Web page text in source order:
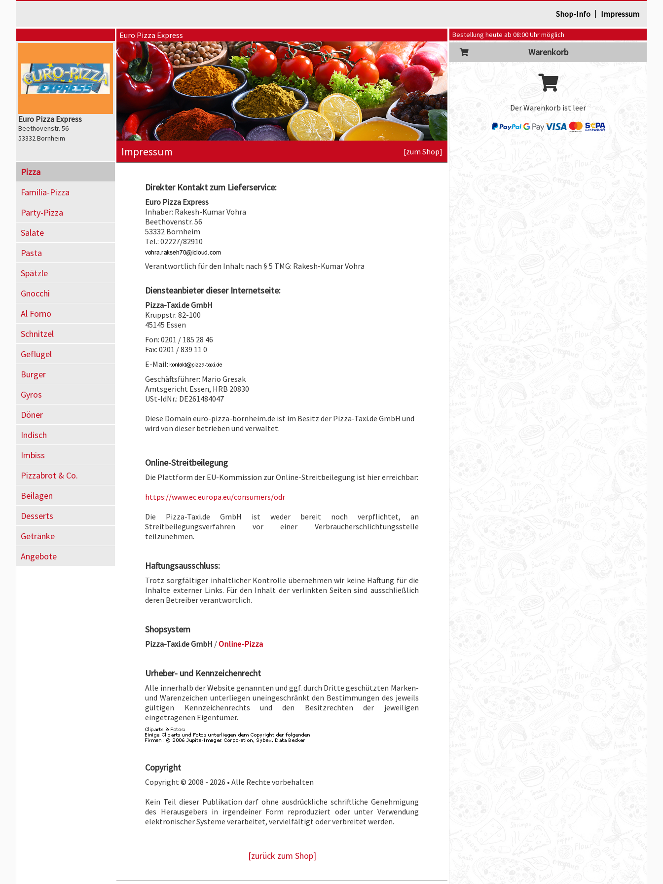
Shop-Info | Impressum
Bestellung heute ab 08:00 Uhr möglich
Warenkorb
Der Warenkorb ist leer
Euro Pizza Express
Beethovenstr. 56
53332 Bornheim
Pizza
Familia-Pizza
Party-Pizza
Salate
Pasta
Spätzle
Gnocchi
Al Forno
Schnitzel
Geflügel
Burger
Gyros
Döner
Indisch
Imbiss
Pizzabrot & Co.
Beilagen
Desserts
Getränke
Angebote
Euro Pizza Express
Impressum [zum Shop]
Direkter Kontakt zum Lieferservice:
Euro Pizza Express
Inhaber: Rakesh-Kumar Vohra
Beethovenstr. 56
53332 Bornheim
Tel.: 02227/82910
Verantwortlich für den Inhalt nach § 5 TMG: Rakesh-Kumar Vohra
Diensteanbieter dieser Internetseite:
Pizza-Taxi.de GmbH
Kruppstr. 82-100
45145 Essen
Fon: 0201 / 185 28 46
Fax: 0201 / 839 11 0
E-Mail:
Geschäftsführer: Mario Gresak
Amtsgericht Essen, HRB 20830
USt-IdNr.: DE261484047
Diese Domain euro-pizza-bornheim.de ist im Besitz der Pizza-Taxi.de GmbH und
wird von dieser betrieben und verwaltet.
Online-Streitbeilegung
Die Plattform der EU-Kommission zur Online-Streitbeilegung ist hier erreichbar:
https://www.ec.europa.eu/consumers/odr
Die Pizza-Taxi.de GmbH ist weder bereit noch verpflichtet, an
Streitbeilegungsverfahren vor einer Verbraucherschlichtungsstelle
teilzunehmen.
Haftungsausschluss:
Trotz sorgfältiger inhaltlicher Kontrolle übernehmen wir keine Haftung für die
Inhalte externer Links. Für den Inhalt der verlinkten Seiten sind ausschließlich
deren Betreiber verantwortlich.
Shopsystem
Pizza-Taxi.de GmbH /Online-Pizza
Urheber- und Kennzeichenrecht
Alle innerhalb der Website genannten und ggf. durch Dritte geschützten Marken-
und Warenzeichen unterliegen uneingeschränkt den Bestimmungen des jeweils
gültigen Kennzeichenrechts und den Besitzrechten der jeweiligen
eingetragenen Eigentümer.
Copyright
Copyright © 2008 - 2026 • Alle Rechte vorbehalten
Kein Teil dieser Publikation darf ohne ausdrückliche schriftliche Genehmigung
des Herausgebers in irgendeiner Form reproduziert oder unter Verwendung
elektronischer Systeme verarbeitet, vervielfältigt oder verbreitet werden.
[zurück zum Shop]